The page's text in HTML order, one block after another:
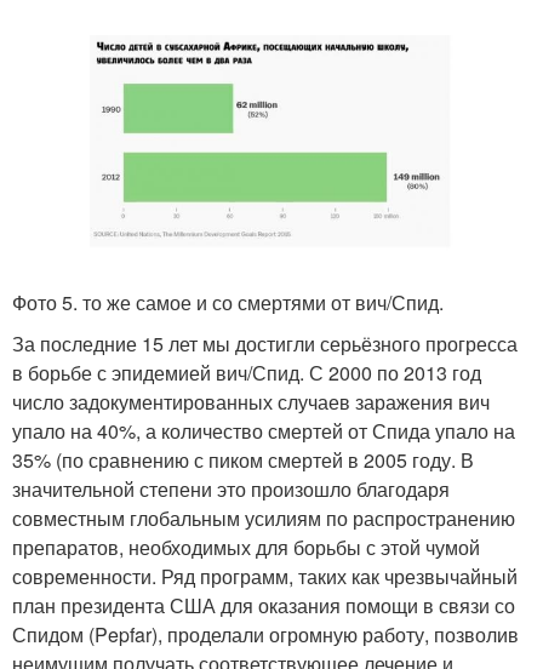
Фото 5. то же самое и со смертями от вич/Спид.
За последние 15 лет мы достигли серьёзного прогресса
в борьбе с эпидемией вич/Спид. С 2000 по 2013 год
число задокументированных случаев заражения вич
упало на 40%, а количество смертей от Спида упало на
35% (по сравнению с пиком смертей в 2005 году. В
значительной степени это произошло благодаря
совместным глобальным усилиям по распространению
препаратов, необходимых для борьбы с этой чумой
современности. Ряд программ, таких как чрезвычайный
план президента США для оказания помощи в связи со
Спидом (Pepfar), проделали огромную работу, позволив
неимущим получать соответствующее лечение и